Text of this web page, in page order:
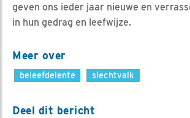
geven ons ieder jaar nieuwe en
in hun gedrag en leefwijze.
Meer over
beleefdelente slechtvalk
Deel dit bericht